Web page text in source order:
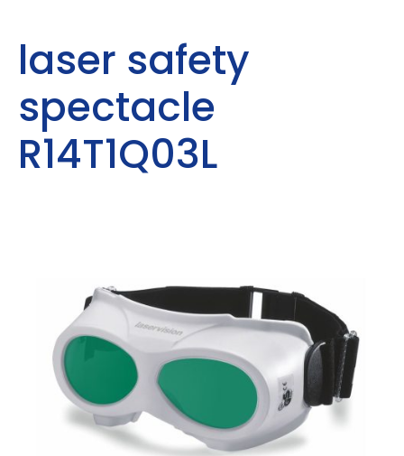
laser safety
spectacle
R14T1Q03L